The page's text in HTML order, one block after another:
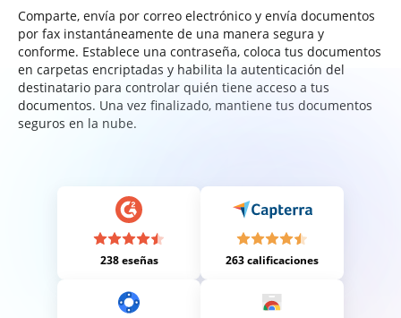
Comparte, envía por correo electrónico y envía documentos
por fax instantáneamente de una manera segura y
conforme. Establece una contraseña, coloca tus documentos
en carpetas encriptadas y habilita la autenticación del
destinatario para controlar quién tiene acceso a tus
documentos. Una vez finalizado, mantiene tus documentos
seguros en la nube.
238 eseñas 263 calificaciones